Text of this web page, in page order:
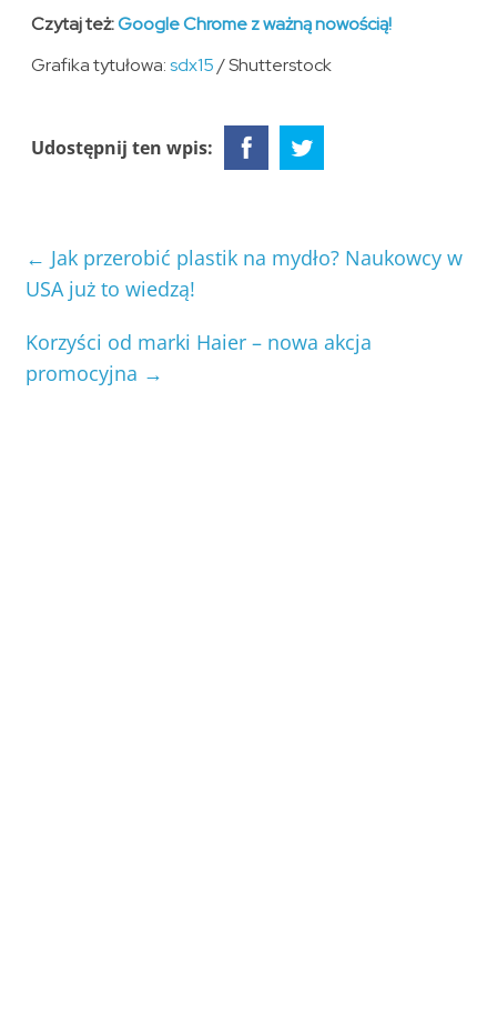
Czytaj też:Google Chrome z ważną nowością!
Grafika tytułowa:sdx15/ Shutterstock
Udostępnij ten wpis:
← Jak przerobić plastik na mydło? Naukowcy w
USA już to wiedzą!
Korzyści od marki Haier – nowa akcja
promocyjna →